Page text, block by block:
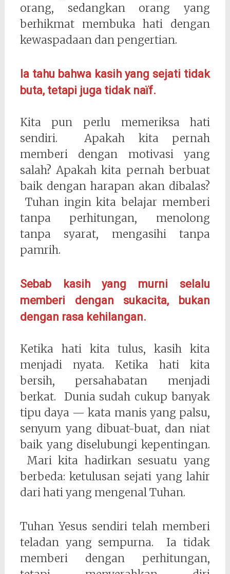
orang, sedangkan orang yang
berhikmat membuka hati dengan
kewaspadaan dan pengertian.
Ia tahu bahwa kasih yang sejati tidak
buta, tetapi juga tidak naïf.
Kita pun perlu memeriksa hati
sendiri. Apakah kita pernah
memberi dengan motivasi yang
salah? Apakah kita pernah berbuat
baik dengan harapan akan dibalas?
Tuhan ingin kita belajar memberi
tanpa perhitungan, menolong
tanpa syarat, mengasihi tanpa
pamrih.
Sebab kasih yang murni selalu
memberi dengan sukacita, bukan
dengan rasa kehilangan.
Ketika hati kita tulus, kasih kita
menjadi nyata. Ketika hati kita
bersih, persahabatan menjadi
berkat. Dunia sudah cukup banyak
tipu daya — kata manis yang palsu,
senyum yang dibuat-buat, dan niat
baik yang diselubungi kepentingan.
Mari kita hadirkan sesuatu yang
berbeda: ketulusan sejati yang lahir
dari hati yang mengenal Tuhan.
Tuhan Yesus sendiri telah memberi
teladan yang sempurna. Ia tidak
memberi dengan perhitungan,